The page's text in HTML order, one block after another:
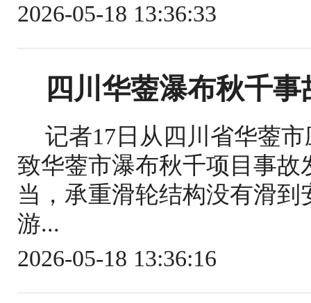
2026-05-18 13:36:33
四川华蓥瀑布秋千
记者17日从四川省华蓥
致华蓥市瀑布秋千项目事
当，承重滑轮结构没有滑
游...
2026-05-18 13:36:16